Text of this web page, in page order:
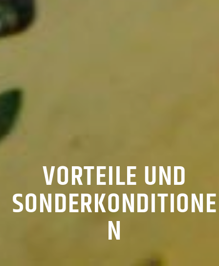
VORTEILE UND
SONDERKONDITIONE
N